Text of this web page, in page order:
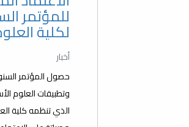
حصول المؤتمر السنوي حول نظريات
وتطبيقات العلوم الأساسية والحيوية